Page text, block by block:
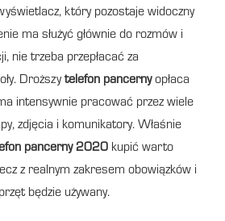
który pozostaje widoczny
ma służyć głównie do rozmów i
nie trzeba przepłacać za
Droższytelefon pancernyopłaca
intensywnie pracować przez wiele
zdjęcia i komunikatory. Właśnie
pancerny 2020 kupić warto
z realnym zakresem obowiązków i
będzie używany.